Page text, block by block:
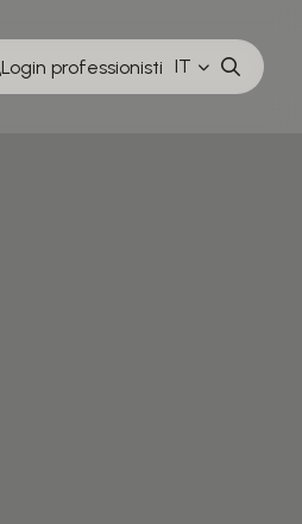
Login professionisti IT